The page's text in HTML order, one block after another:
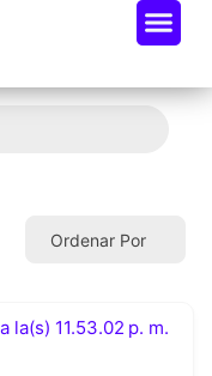
Ordenar Por